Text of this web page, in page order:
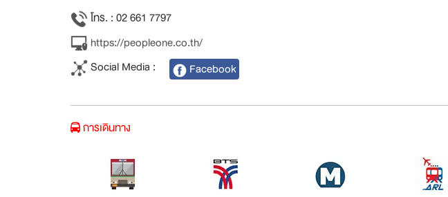
โทร. : 02 661 7797
https://peopleone.co.th/
Social Media :
Facebook
การเดินทาง